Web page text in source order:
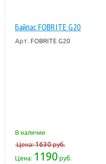
Байпас FOBRITE G20
Арт. FOBRITE G20
В наличии
Цена:1630руб.
Цена: 1190руб.